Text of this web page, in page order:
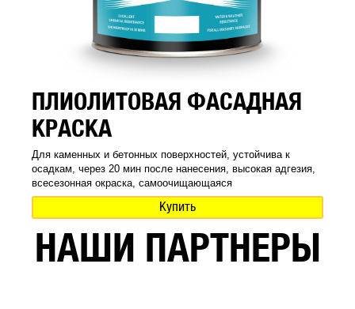
ПЛИОЛИТОВАЯ ФАСАДНАЯ
КРАСКА
Для каменных и бетонных поверхностей, устойчива к
осадкам, через 20 мин после нанесения, высокая адгезия,
всесезонная окраска, самоочищающаяся
Купить
НАШИ ПАРТНЕРЫ